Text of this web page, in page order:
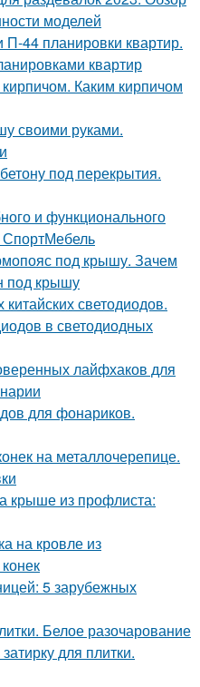
моделей
44 планировки квартир.
квартир
Каким кирпичом
своими руками.
под перекрытия.
и функционального
СпортМебель
под крышу. Зачем
под крышу
светодиодов.
в светодиодных
лайфхаков для
для фонариков.
на металлочерепице.
крыше из профлиста:
на кровле из
5 зарубежных
Белое разочарование
для плитки.